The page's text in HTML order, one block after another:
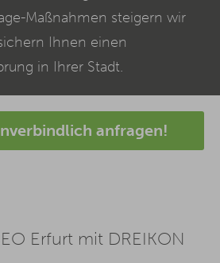
Maßnahmen steigern wir
Ihnen einen
in Ihrer Stadt.
anfragen!
Erfurt mit DREIKON